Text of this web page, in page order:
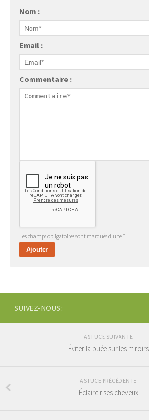
Nom :
Email :
Commentaire :
Les champs obligatoires sont marqués d'une *
SUIVEZ-NOUS :
ASTUCE SUIVANTE
Éviter la buée sur les miroirs
ASTUCE PRÉCÉDENTE
Éclaircir ses cheveux